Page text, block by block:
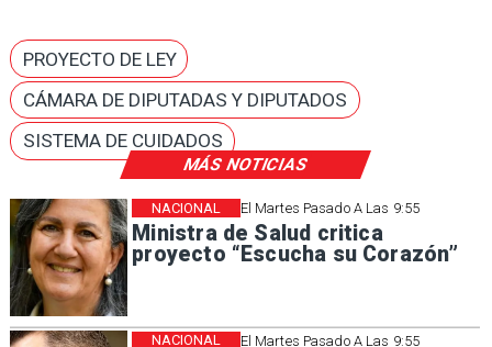
MÁS NOTICIAS
El Martes Pasado A Las 9:55
Ministra de Salud critica
proyecto “Escucha su Corazón”
NACIONAL
El Martes Pasado A Las 9:55
NACIONAL
PROYECTO DE LEY
CÁMARA DE DIPUTADAS Y DIPUTADOS
SISTEMA DE CUIDADOS